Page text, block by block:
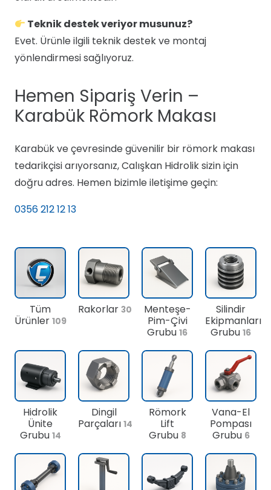
Teknik destek veriyor musunuz?
Evet. Ürünle ilgili teknik destek ve montaj
yönlendirmesi sağlıyoruz.
Hemen Sipariş Verin –
Karabük Römork Makası
Karabük ve çevresinde güvenilir bir römork makası
tedarikçisi arıyorsanız, Calışkan Hidrolik sizin için
doğru adres. Hemen bizimle iletişime geçin:
0356 212 12 13
Tüm
Ürünler 109
Rakorlar 30
Menteşe-
Pim-Çivi
Grubu 16
Silindir
Ekipmanları
Grubu 16
Hidrolik
Ünite
Grubu 14
Dingil
Parçaları 14
Römork
Lift
Grubu 8
Vana-El
Pompası
Grubu 6